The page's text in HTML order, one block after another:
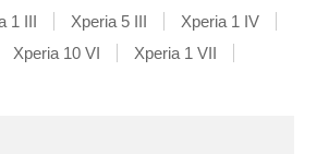
1 III Xperia 5 III
Xperia 1 IV
Xperia 10 VI
Xperia 1 VII